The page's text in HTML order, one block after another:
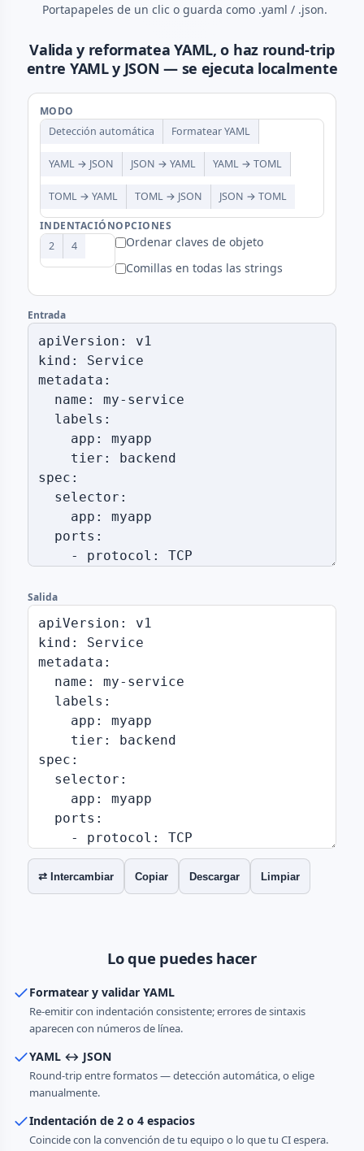
Portapapeles de un clic o guarda como .yaml / .json.
Valida y reformatea YAML, o haz round-trip
entre YAML y JSON — se ejecuta localmente
MODO
Detección automática
Formatear YAML
YAML → JSON JSON → YAML YAML → TOML
TOML → YAML TOML → JSON JSON → TOML
INDENTACIÓN
2
4
OPCIONES
Ordenar claves de objeto
Comillas en todas las strings
Entrada
Salida
⇄ Intercambiar Copiar Descargar Limpiar
Lo que puedes hacer
Formatear y validar YAML
Re-emitir con indentación consistente; errores de sintaxis
aparecen con números de línea.
YAML ↔ JSON
Round-trip entre formatos — detección automática, o elige
manualmente.
Indentación de 2 o 4 espacios
Coincide con la convención de tu equipo o lo que tu CI espera.